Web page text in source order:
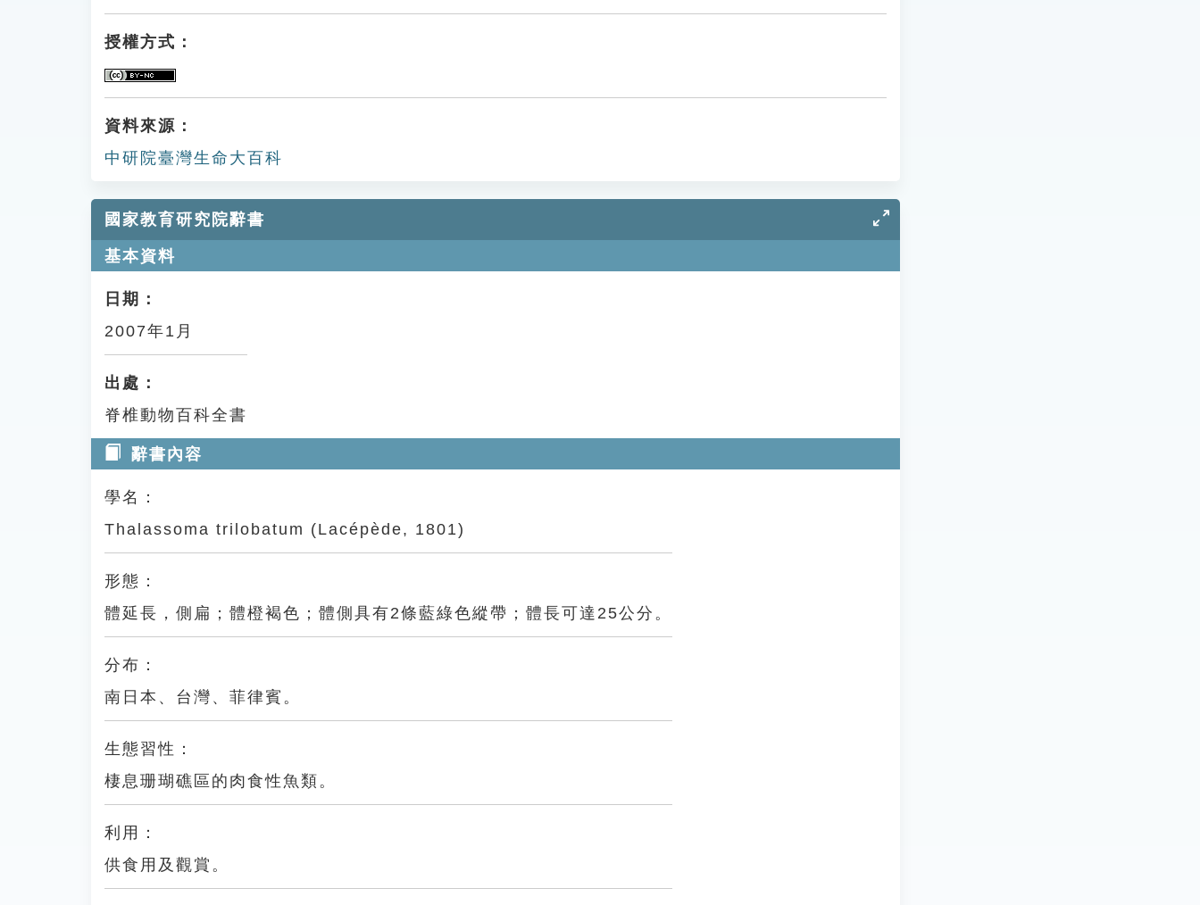
授權方式：
資料來源：
中研院臺灣生命大百科
國家教育研究院辭書
基本資料
日期：
2007年1月
出處：
脊椎動物百科全書
辭書內容
學名：
Thalassoma trilobatum (Lacépède, 1801)
形態：
體延長，側扁；體橙褐色；體側具有2條藍綠色縱帶；體長可達25公分。
分布：
南日本、台灣、菲律賓。
生態習性：
棲息珊瑚礁區的肉食性魚類。
利用：
供食用及觀賞。